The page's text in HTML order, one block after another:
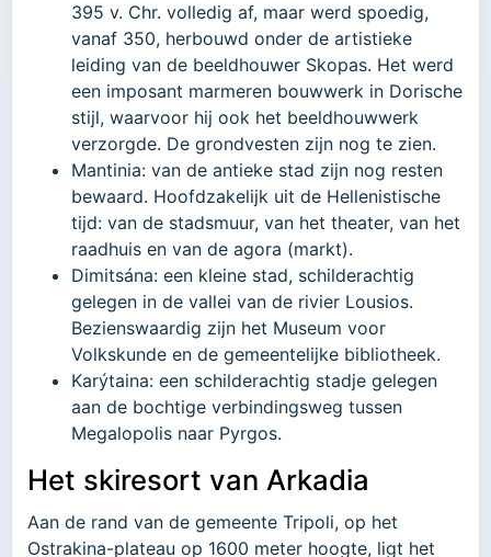
395 v. Chr. volledig af, maar werd spoedig,
vanaf 350, herbouwd onder de artistieke
leiding van de beeldhouwer Skopas. Het werd
een imposant marmeren bouwwerk in Dorische
stijl, waarvoor hij ook het beeldhouwwerk
verzorgde. De grondvesten zijn nog te zien.
Mantinia: van de antieke stad zijn nog resten
bewaard. Hoofdzakelijk uit de Hellenistische
tijd: van de stadsmuur, van het theater, van het
raadhuis en van de agora (markt).
Dimitsána: een kleine stad, schilderachtig
gelegen in de vallei van de rivier Lousios.
Bezienswaardig zijn het Museum voor
Volkskunde en de gemeentelijke bibliotheek.
Karýtaina: een schilderachtig stadje gelegen
aan de bochtige verbindingsweg tussen
Megalopolis naar Pyrgos.
Het skiresort van Arkadia
Aan de rand van de gemeente Tripoli, op het
Ostrakina-plateau op 1600 meter hoogte, ligt het